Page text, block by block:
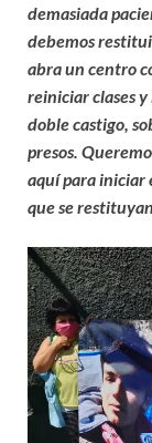
demasiada
debemos
abra un centro
reiniciar clases y
doble castigo,
presos.
aquí para iniciar
que se